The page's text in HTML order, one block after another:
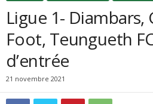
Ligue 1- Diambars,
Foot, Teungueth
d’entrée
21 novembre 2021